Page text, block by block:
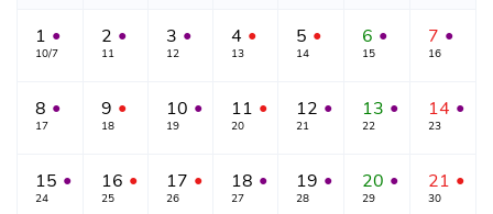
1 ●
10/7
2 ●
11
3 ●
12
4 ●
13
5 ●
14
6 ●
15
7 ●
16
8 ●
17
9 ●
18
10 ●
19
11 ●
20
12 ●
21
13 ●
22
14 ●
23
15 ●
24
16 ●
25
17 ●
26
18 ●
27
19 ●
28
20 ●
29
21 ●
30